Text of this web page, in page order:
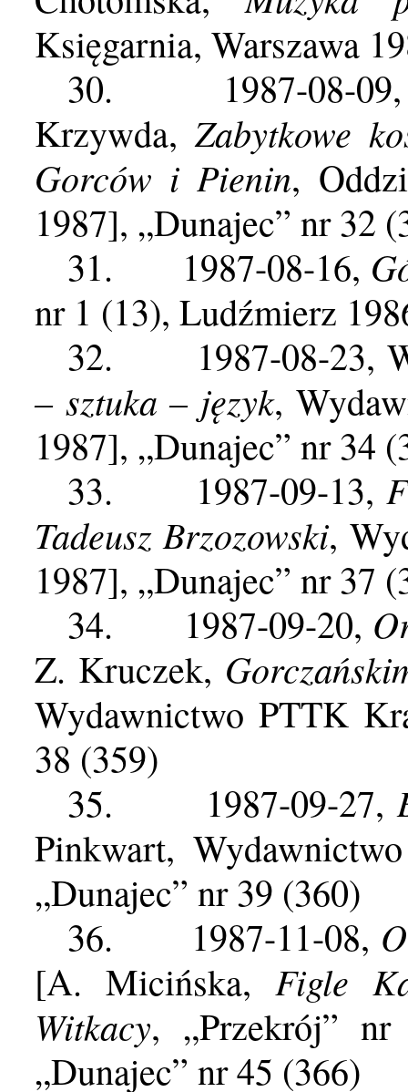
Księgarnia, Warszawa
30.
1987-08-
Krzywda,Zabytkowe
Gorców i Pienin,
1987], „Dunajec” nr 32
31.
1987-08-16,
nr 1 (13), Ludźmierz
32.
1987-08-23,
– sztuka – język,
1987], „Dunajec” nr 34
33.
1987-09-13,
Tadeusz Brzozowski,
1987], „Dunajec” nr 37
34.
1987-09-20,
Z. Kruczek,
Wydawnictwo PTTK
38 (359)
35.
1987-09-27,
Pinkwart,
„Dunajec” nr 39 (360)
36.
1987-11-08,
[A. Micińska, Figle
Witkacy, „Przekrój”
„Dunajec” nr 45 (366)